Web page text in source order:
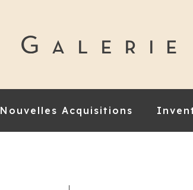
Nouvelles Acquisitions